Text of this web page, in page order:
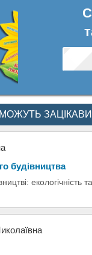
будівництва
екологічність